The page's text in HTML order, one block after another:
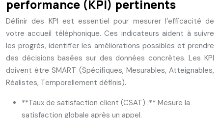
performance (KPI) pertinents
Définir des KPI est essentiel pour mesurer l’efficacité de
votre accueil téléphonique. Ces indicateurs aident à suivre
les progrès, identifier les améliorations possibles et prendre
des décisions basées sur des données concrètes. Les KPI
doivent être SMART (Spécifiques, Mesurables, Atteignables,
Réalistes, Temporellement définis).
**Taux de satisfaction client (CSAT) :** Mesure la
satisfaction globale après un appel.